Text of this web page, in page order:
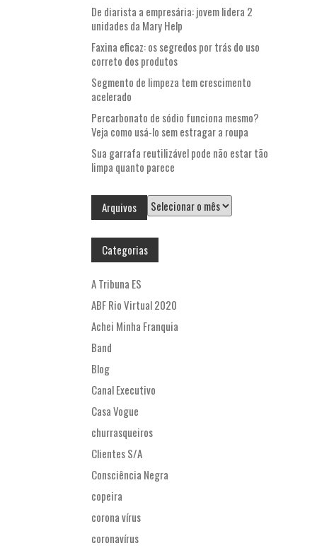
De diarista a empresária: jovem lidera 2
unidades da Mary Help
Faxina eficaz: os segredos por trás do uso
correto dos produtos
Segmento de limpeza tem crescimento
acelerado
Percarbonato de sódio funciona mesmo?
Veja como usá-lo sem estragar a roupa
Sua garrafa reutilizável pode não estar tão
limpa quanto parece
Arquivos Arquivos
Categorias
A Tribuna ES
ABF Rio Virtual 2020
Achei Minha Franquia
Band
Blog
Canal Executivo
Casa Vogue
churrasqueiros
Clientes S/A
Consciência Negra
copeira
corona vírus
coronavírus